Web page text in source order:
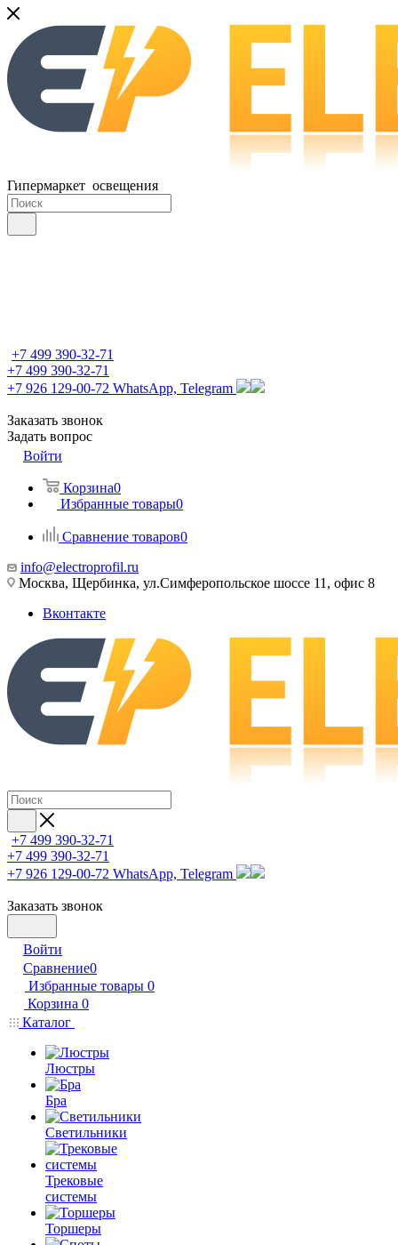
Гипермаркет освещения
+7 499 390-32-71
+7 499 390-32-71
+7 926 129-00-72 WhatsApp, Telegram
Заказать звонок
Задать вопрос
Войти
Корзина0
Избранные товары0
Сравнение товаров0
info@electroprofil.ru
Москва, Щербинка, ул.Симферопольское шоссе 11, офис 8
Вконтакте
+7 499 390-32-71
+7 499 390-32-71
+7 926 129-00-72 WhatsApp, Telegram
Заказать звонок
Войти
Сравнение0
Избранные товары 0
Корзина 0
Каталог
Люстры
Бра
Светильники
Трековые
системы
Торшеры